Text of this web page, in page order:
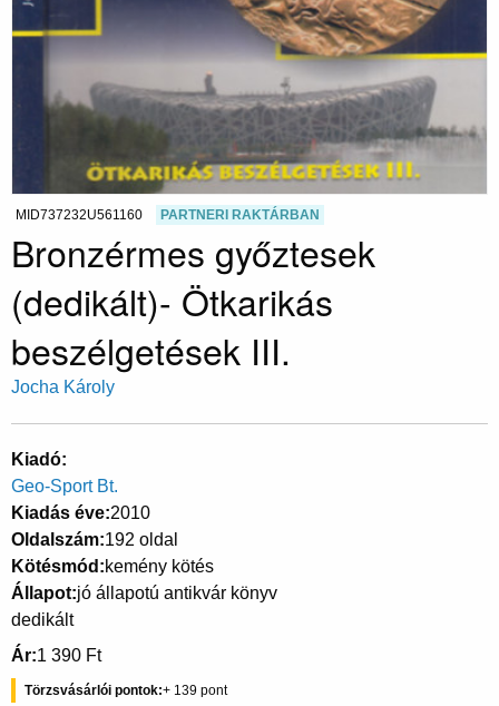
MID737232U561160 PARTNERI RAKTÁRBAN
Bronzérmes győztesek
(dedikált)- Ötkarikás
beszélgetések III.
Jocha Károly
Kiadó
Geo-Sport Bt.
Kiadás éve 2010
Oldalszám 192 oldal
Kötésmód kemény kötés
Állapot jó állapotú antikvár könyv
dedikált
Ár 1 390 Ft
Törzsvásárlói pontok 139